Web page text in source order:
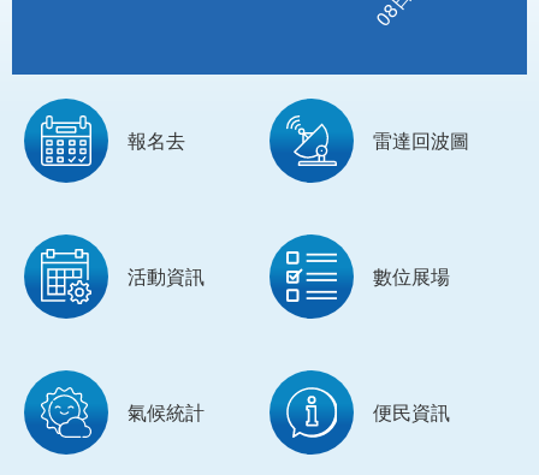
報名去 雷達回波圖
活動資訊 數位展場
氣候統計 便民資訊